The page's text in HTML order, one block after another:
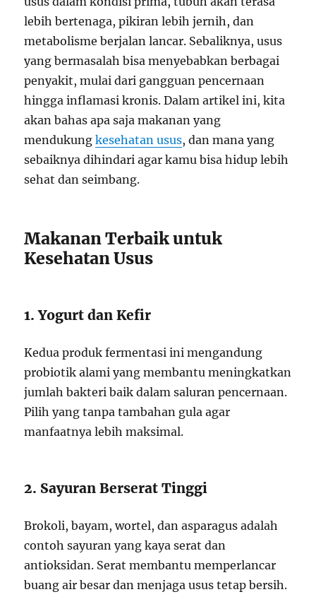
lebih bertenaga, pikiran lebih jernih, dan
metabolisme berjalan lancar. Sebaliknya, usus
yang bermasalah bisa menyebabkan berbagai
penyakit, mulai dari gangguan pencernaan
hingga inflamasi kronis. Dalam artikel ini, kita
akan bahas apa saja makanan yang
mendukungkesehatan usus, dan mana yang
sebaiknya dihindari agar kamu bisa hidup lebih
sehat dan seimbang.
Makanan Terbaik untuk
Kesehatan Usus
1. Yogurt dan Kefir
Kedua produk fermentasi ini mengandung
probiotik alami yang membantu meningkatkan
jumlah bakteri baik dalam saluran pencernaan.
Pilih yang tanpa tambahan gula agar
manfaatnya lebih maksimal.
2. Sayuran Berserat Tinggi
Brokoli, bayam, wortel, dan asparagus adalah
contoh sayuran yang kaya serat dan
antioksidan. Serat membantu memperlancar
buang air besar dan menjaga usus tetap bersih.